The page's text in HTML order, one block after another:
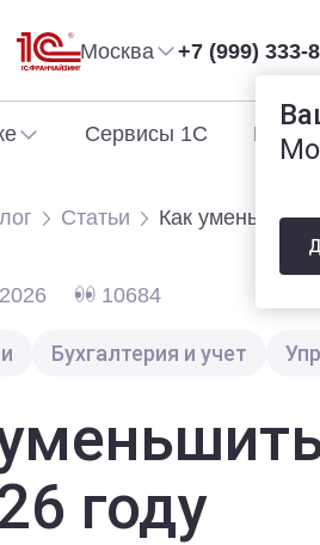
Москва +7 (999) 333-
Сервисы 1С
Статьи Как уменьшить
10684
Бухгалтерия и учет
году